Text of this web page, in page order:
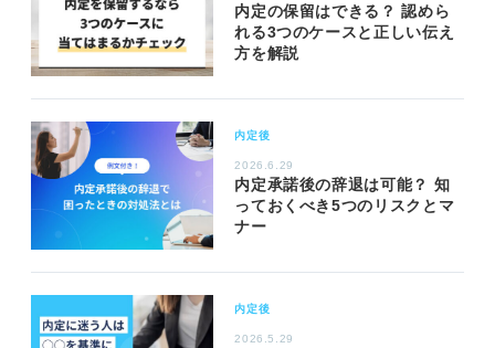
内定の保留はできる？ 認めら
れる3つのケースと正しい伝え
方を解説
内定後
2026.6.29
内定承諾後の辞退は可能？ 知
っておくべき5つのリスクとマ
ナー
内定後
2026.5.29